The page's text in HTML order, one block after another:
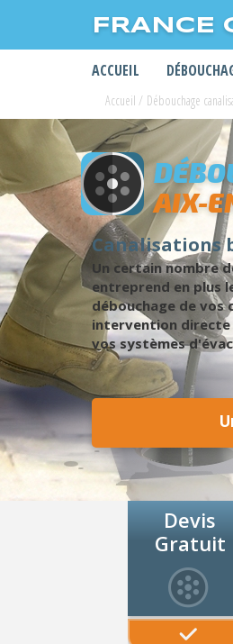
FRANCE
ACCUEIL
Accueil / Débouchage
AIX-
Canalisations
Un certain nombre
entreprend en plus
débouchage de vos
intervention directe
vos systèmes
Devis
Gratuit